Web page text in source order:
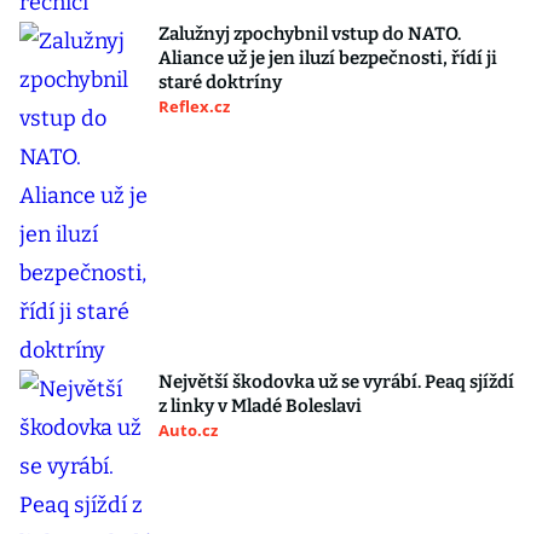
Zalužnyj zpochybnil vstup do NATO.
Aliance už je jen iluzí bezpečnosti, řídí ji
staré doktríny
Reflex.cz
Největší škodovka už se vyrábí. Peaq sjíždí
z linky v Mladé Boleslavi
Auto.cz